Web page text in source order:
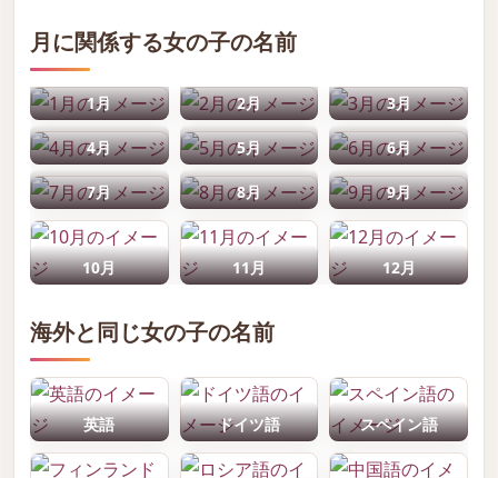
月に関係する女の子の名前
1月 2月 3月
4月 5月 6月
7月 8月 9月
10月 11月 12月
海外と同じ女の子の名前
英語 ドイツ語 スペイン語